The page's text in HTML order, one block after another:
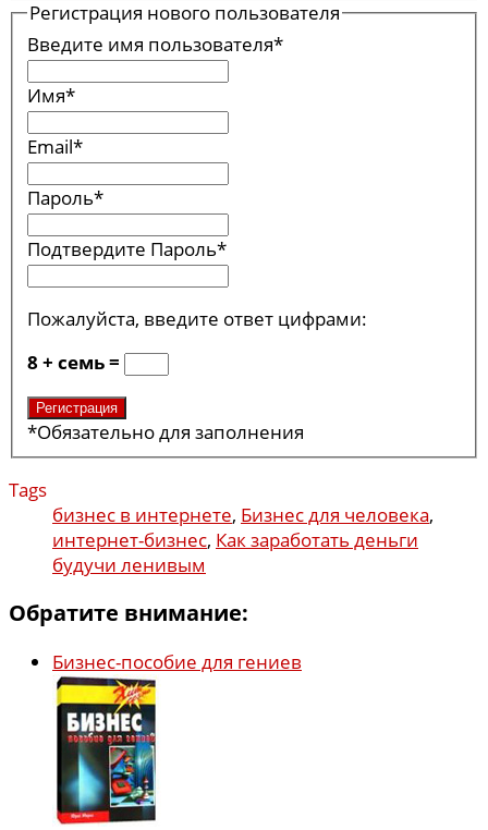
Регистрация нового пользователя
Введите имя пользователя*
Имя*
Email*
Пароль*
Подтвердите Пароль*
Пожалуйста, введите ответ цифрами:
8 + семь =
*Обязательно для заполнения
Tags
бизнес в интернете, Бизнес для человека,
интернет-бизнес, Как заработать деньги
будучи ленивым
Обратите внимание:
Бизнес-пособие для гениев